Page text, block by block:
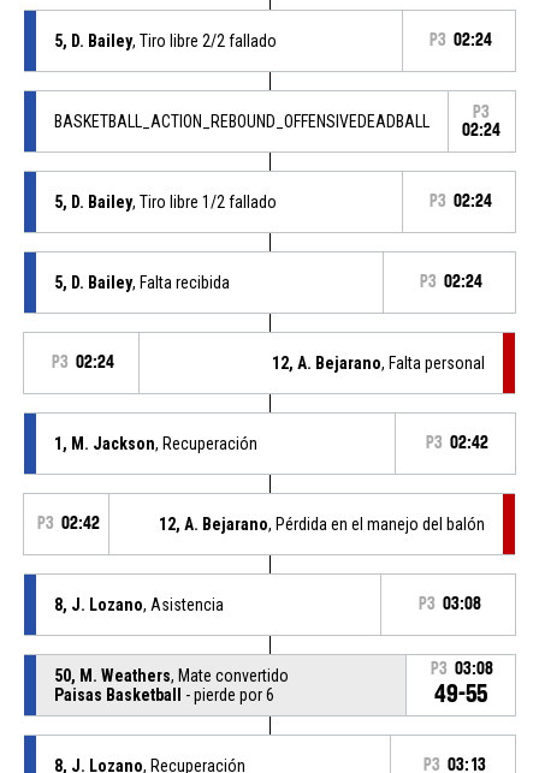
5, D. Bailey, Tiro libre 2/2 fallado P3 02:24
BASKETBALL_ACTION_REBOUND_OFFENSIVEDEADBALL
P3
02:24
5, D. Bailey, Tiro libre 1/2 fallado P3 02:24
5, D. Bailey, Falta recibida P3 02:24
P3 02:24 12, A. Bejarano, Falta personal
1, M. Jackson, Recuperación P3 02:42
P3 02:42 12, A. Bejarano, Pérdida en el manejo del balón
8, J. Lozano, Asistencia P3 03:08
50, M. Weathers, Mate convertido
Paisas Basketball
- pierde por 6
P3 03:08
49-55
8, J. Lozano, Recuperación P3 03:13